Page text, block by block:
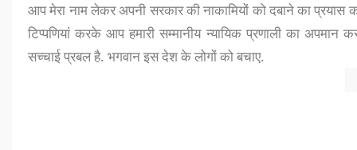
आप मेरा नाम लेकर अपनी सरकार की नाकामियों को दबाने का
टिप्पणियां करके आप हमारी सम्मानीय न्यायिक प्रणाली का अपमान
सच्चाई प्रबल है. भगवान इस देश के लोगों को बचाए.